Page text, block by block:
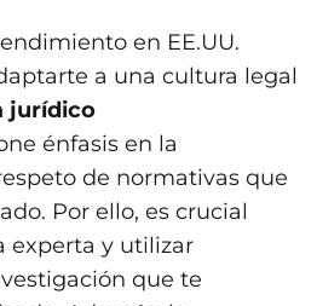
en EE.UU.
a una cultura legal
jurídico
énfasis en la
de normativas que
Por ello, es crucial
experta y utilizar
que te